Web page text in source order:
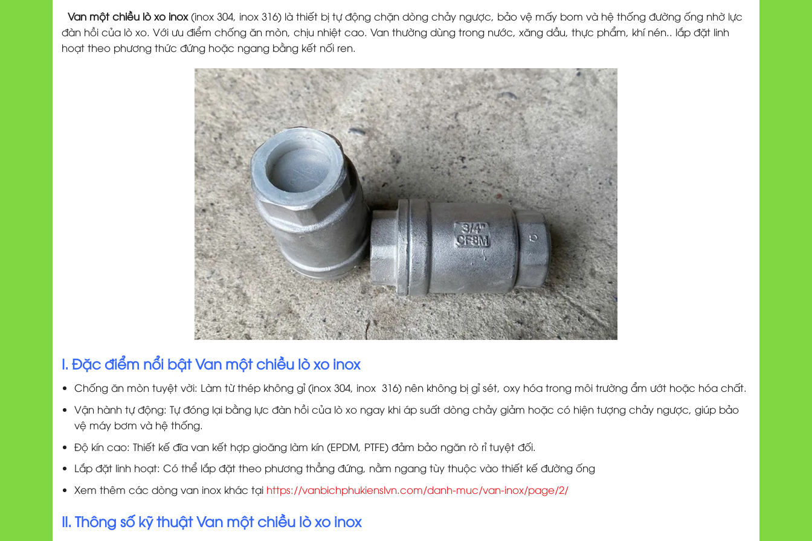
Van một chiều lò xo inox(inox 304, inox 316) là thiết bị tự động chặn dòng chảy ngược, bảo vệ mấy bom và hệ thống đường ống nhờ lực
đàn hồi của lò xo. Với ưu điểm chống ăn mòn, chịu nhiệt cao. Van thường dùng trong nước, xăng dầu, thực phẩm, khí nén.. lắp đặt linh
hoạt theo phương thức đứng hoặc ngang bằng kết nối ren.
I. Đặc điểm nổi bật Van một chiều lò xo inox
Chống ăn mòn tuyệt vời: Làm từ thép không gỉ (inox 304, inox 316) nên không bị gỉ sét, oxy hóa trong môi trường ẩm ướt hoặc hóa chất.
Vận hành tự động: Tự đóng lại bằng lực đàn hồi của lò xo ngay khi áp suất dòng chảy giảm hoặc có hiện tượng chảy ngược, giúp bảo
vệ máy bơm và hệ thống.
Độ kín cao: Thiết kế đĩa van kết hợp gioăng làm kín (EPDM, PTFE) đảm bảo ngăn rò rỉ tuyệt đối.
Lắp đặt linh hoạt: Có thể lắp đặt theo phương thẳng đứng, nằm ngang tùy thuộc vào thiết kế đường ống
Xem thêm các dòng van inox khác tại https://vanbichphukienslvn.com/danh-muc/van-inox/page/2/
II. Thông số kỹ thuật Van một chiều lò xo inox